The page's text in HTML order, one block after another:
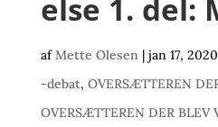
else 1. del:
afMette Olesen| jan 17, 2020
-debat, OVERSÆTTEREN
OVERSÆTTEREN DER BLEV